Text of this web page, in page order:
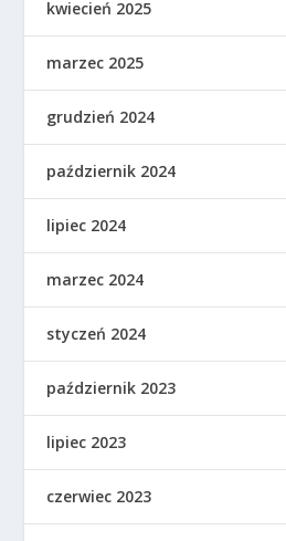
kwiecień 2025
marzec 2025
grudzień 2024
październik 2024
lipiec 2024
marzec 2024
styczeń 2024
październik 2023
lipiec 2023
czerwiec 2023